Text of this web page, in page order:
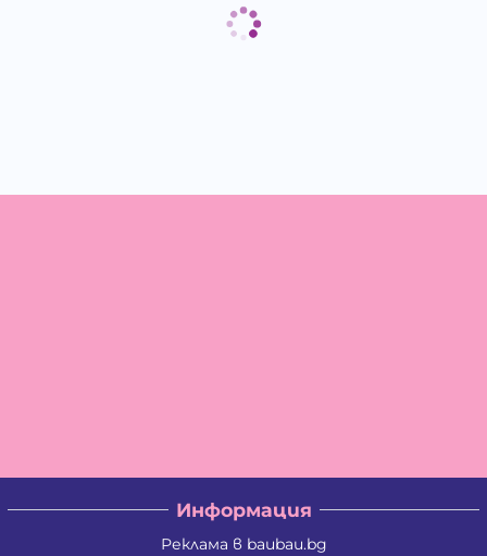
Информация
Реклама в baubau.bg